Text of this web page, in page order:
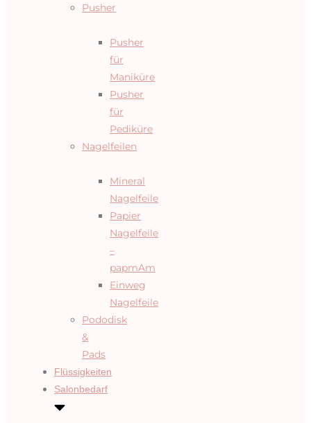
Pusher
Pusher
für
Maniküre
Pusher
für
Pediküre
Nagelfeilen
Mineral
Nagelfeile
Papier
Nagelfeile
–
papmAm
Einweg
Nagelfeile
Pododisk
&
Pads
Flüssigkeiten
Salonbedarf